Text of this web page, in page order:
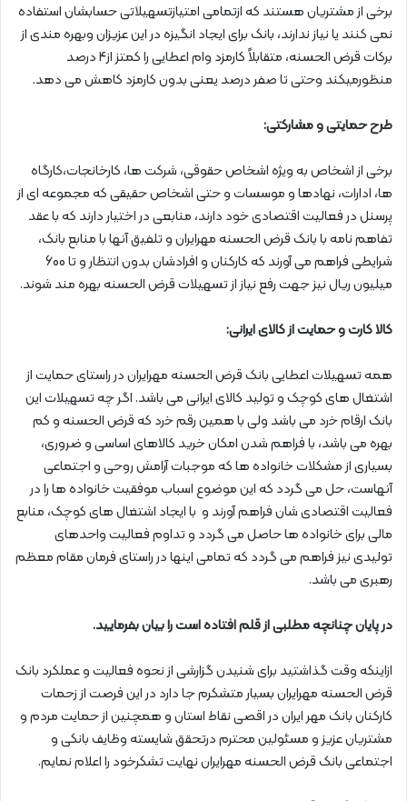
برخی از مشتریان هستند که ازتمامی امتیازتسهیلاتی حسابشان استفاده
نمی کنند یا نیاز ندارند، بانک برای ایجاد انگیزه در این عزیزان وبهره مندی از
برکات قرض الحسنه، متقابلاً کارمزد وام اعطایی را کمتز از4 درصد
منظورمیکند وحتی تا صفر درصد یعنی بدون کارمزد کاهش می دهد.
طرح حمایتی و مشارکتی:
برخی از اشخاص به ویژه اشخاص حقوقی، شرکت ها، کارخانجات،کارگاه
ها، ادارات، نهادها و موسسات و حتی اشخاص حقیقی که مجموعه ای از
پرسنل در فعالیت اقتصادی خود دارند، منابعی در اختیار دارند که با عقد
تفاهم نامه با بانک قرض الحسنه مهرایران و تلفیق آنها با منابع بانک،
شرایطی فراهم می آورند که کارکنان و افرادشان بدون انتظار و تا 600
میلیون ريال نیز جهت رفع نیاز از تسهیلات قرض الحسنه بهره مند شوند.
کالا کارت و حمایت از کالای ایرانی:
همه تسهیلات اعطایی بانک قرض الحسنه مهرایران در راستای حمایت از
اشتغال های کوچک و تولید کالای ایرانی می باشد. اگر چه تسهیلات این
بانک ارقام ﺧرد می باشد ولی با همین رقم ﺧرد که قرض الحسنه و کم
بهره می باشد، با فراهم شدن امکان خرید کالاهای اساسی و ضروری،
بسیاری از مشکلات خانواده ها که موجبات آرامش روحی و اجتماعی
آنهاست، حل می گردد که این موضوع اسباب موفقیت خانواده ها را در
فعالیت اقتصادی شان فراهم آورند و با ایجاد اشتغال های کوچک، منابع
مالی برای خانواده ها حاصل می گردد و تداوم فعالیت واحدهای
تولیدی نیز فراهم می گردد که تمامی اینها در راستای فرمان مقام معظم
رهبری می باشد.
در پایان چنانچه مطلبی از قلم افتاده است را بیان بفرمایید.
ازاینکه وقت گذاشتید برای شنیدن گزارشی از نحوه فعالیت و عملکرد بانک
قرض الحسنه مهرایران بسیار متشکرم جا دارد در این فرصت از زحمات
کارکنان بانک مهر ایران در اقصی نقاط استان و همچنین از حمایت مردم و
مشتریان عزیز و مسئولین محترم درتحقق شایسته وظایف بانکی و
اجتماعی بانک قرض الحسنه مهرایران نهایت تشکرخود را اعلام نمایم.